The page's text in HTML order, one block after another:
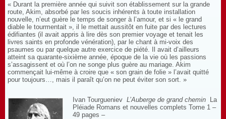
« Durant la première année qui suivit son établissement sur la grande
route, Akim, absorbé par les soucis inhérents à toute installation
nouvelle, n’eut guère le temps de songer à l’amour, et si « le grand
diable le tourmentait », il le mettait aussitôt en fuite par des lectures
édifiantes (il avait appris à lire dès son premier voyage et tenait les
livres saints en profonde vénération), par le chant à mi-voix des
psaumes ou par quelque autre exercice de piété. Il avait d’ailleurs
atteint sa quarante-sixième année, époque de la vie où les passions
s’assagissent et où l’on ne songe plus guère au mariage. Akim
commençait lui-même à croire que « son grain de folie » l’avait quitté
pour toujours…, mais il paraît qu’on ne peut éviter son sort. »
Ivan TourguenievL’Auberge de grand chemin La
Pléiade Romans et nouvelles complets Tome 1 –
49 pages –